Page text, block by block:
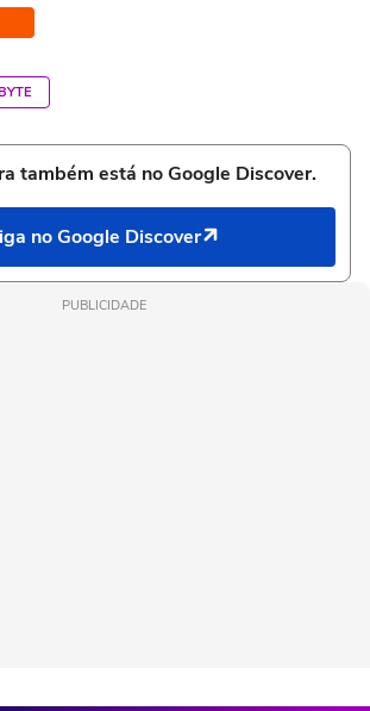
também está no Google Discover.
no Google Discover
PUBLICIDADE